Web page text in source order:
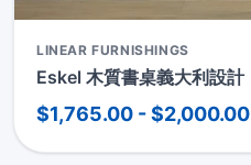
LINEAR FURNISHINGS
Eskel 木質書桌義大利設計
$1,765.00 - $2,000.00